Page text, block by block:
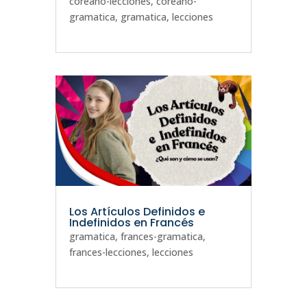
gramatica, gramatica, lecciones
Los Artículos Definidos e
Indefinidos en Francés
gramatica, frances-gramatica,
frances-lecciones, lecciones